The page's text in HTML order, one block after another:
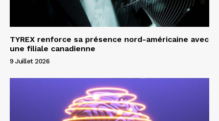
TYREX renforce sa présence nord-américaine avec
une filiale canadienne
9 Juillet 2026